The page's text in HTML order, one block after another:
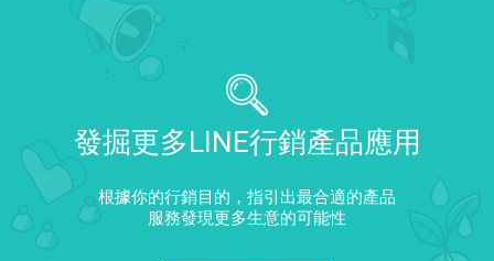
發掘更多LINE行銷產品應用
根據你的行銷目的，指引出最合適的產品
服務發現更多生意的可能性